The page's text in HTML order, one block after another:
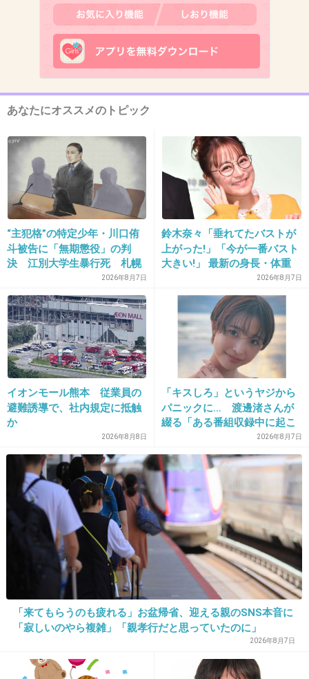
すごい幻想的だね
+60
5. 匿名2013/06/10(月) 12:14:27
行ってみたい。
+37
6. 匿名2013/06/10(月) 12:15:16
光る砂浜キレイ！
ラッセンの世界みたい
7. 匿名2013/06/10(月) 12:15:21
7. 光る砂浜
ロマンチックすぎるｗｗｗ
-1
8. 匿名2013/06/10(月) 12:15:49
幻想的～！！
行って何もかも考えないでぼーっとしたい(*ﾟ
+44 -0
2013/06/10(月) 12:15:50
あなたにオススメのトピック
“主犯格”の特定少年・川口侑
斗被告に「無期懲役」の判
決 江別大学生暴行死 札幌
2026年8月7日
鈴木奈々「垂れてたバストが
上がった!」「今が一番バスト
大きい!」 最新の身長・体重
2026年8月7日
イオンモール熊本 従業員の
避難誘導で、社内規定に抵触
か
2026年8月8日
「キスしろ」というヤジから
パニックに… 渡邊渚さんが
綴る「ある番組収録中に起こ
ったフラッシュバック」2026年8月7日
「来てもらうのも疲れる」お盆帰省、迎える親のSNS本音に
「寂しいのやら複雑」「親孝行だと思っていたのに」
2026年8月7日